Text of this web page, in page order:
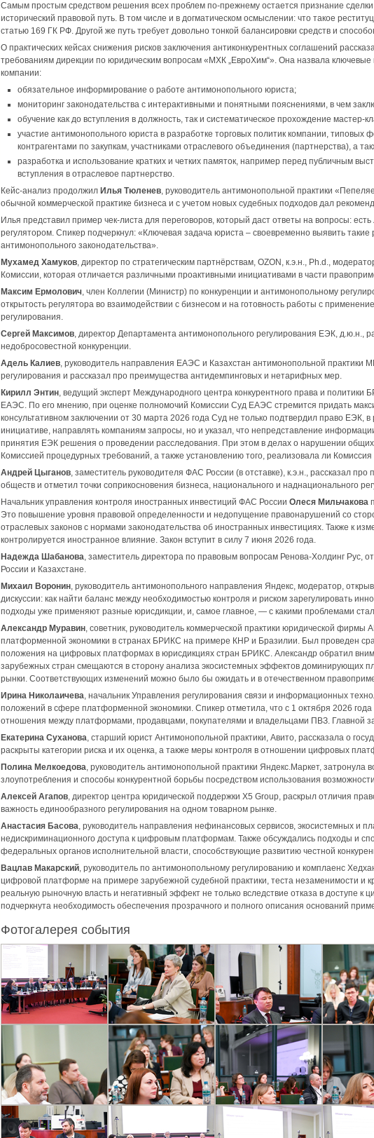
Самым простым средством решения всех проблем по-прежнему остается признание
исторический правовой путь. В том числе и в догматическом осмыслении: что такое
статью 169 ГК РФ. Другой же путь требует довольно тонкой балансировки средств и
О практических кейсах снижения рисков заключения антиконкурентных соглашений
требованиям дирекции по юридическим вопросам «МХК „ЕвроХим“». Она назвала
компании:
обязательное информирование о работе антимонопольного юриста;
мониторинг законодательства с интерактивными и понятными пояснениями, в чем
обучение как до вступления в должность, так и систематическое прохождение мастер-
участие антимонопольного юриста в разработке торговых политик компании,
контрагентами по закупкам, участниками отраслевого объединения (партнерства), а
разработка и использование кратких и четких памяток, например перед публичным
вступления в отраслевое партнерство.
Кейс-анализ продолжил Илья Тюленев, руководитель антимонопольной практики
обычной коммерческой практике бизнеса и с учетом новых судебных подходов дал
Илья представил пример чек-листа для переговоров, который даст ответы на вопросы:
регулятором. Спикер подчеркнул: «Ключевая задача юриста – своевременно выявить
антимонопольного законодательства».
Мухамед Хамуков, директор по стратегическим партнёрствам, ОZON, к.э.н., Ph.d.,
Комиссии, которая отличается различными проактивными инициативами в части
Максим Ермолович, член Коллегии (Министр) по конкуренции и антимонопольному
открытость регулятора во взаимодействии с бизнесом и на готовность работы с
регулирования.
Сергей Максимов, директор Департамента антимонопольного регулирования ЕЭК, д.ю.н.,
недобросовестной конкуренции.
Адель Калиев, руководитель направления ЕАЭС и Казахстан антимонопольной практики
регулирования и рассказал про преимущества антидемпинговых и нетарифных мер.
Кирилл Энтин, ведущий эксперт Международного центра конкурентного права и
ЕАЭС. По его мнению, при оценке полномочий Комиссии Суд ЕАЭС стремится придать
консультативном заключении от 30 марта 2026 года Суд не только подтвердил право ЕЭК,
инициативе, направлять компаниям запросы, но и указал, что непредставление
принятия ЕЭК решения о проведении расследования. При этом в делах о нарушении
Комиссией процедурных требований, а также установлению того, реализовала ли
Андрей Цыганов, заместитель руководителя ФАС России (в отставке), к.э.н., рассказал
обществ и отметил точки соприкосновения бизнеса, национального и наднационального
Начальник управления контроля иностранных инвестиций ФАС России Олеся Мильчакова
Это повышение уровня правовой определенности и недопущение правонарушений со
отраслевых законов с нормами законодательства об иностранных инвестициях. Также к
контролируется иностранное влияние. Закон вступит в силу 7 июня 2026 года.
Надежда Шабанова, заместитель директора по правовым вопросам Ренова-Холдинг Рус,
России и Казахстане.
Михаил Воронин, руководитель антимонопольного направления Яндекс, модератор,
дискуссии: как найти баланс между необходимостью контроля и риском зарегулировать
подходы уже применяют разные юрисдикции, и, самое главное, — с какими проблемами
Александр Муравин, советник, руководитель коммерческой практики юридической
платформенной экономики в странах БРИКС на примере КНР и Бразилии. Был проведен
положения на цифровых платформах в юрисдикциях стран БРИКС. Александр обратил
зарубежных стран смещаются в сторону анализа экосистемных эффектов доминирующих
рынки. Соответствующих изменений можно было бы ожидать и в отечественном
Ирина Николаичева, начальник Управления регулирования связи и информационных
положений в сфере платформенной экономики. Спикер отметила, что с 1 октября 2026
отношения между платформами, продавцами, покупателями и владельцами ПВЗ. Главной
Екатерина Суханова, старший юрист Антимонопольной практики, Авито, рассказала о
раскрыты категории риска и их оценка, а также меры контроля в отношении цифровых
Полина Мелкоедова, руководитель антимонопольной практики Яндекс.Маркет,
злоупотребления и способы конкурентной борьбы посредством использования
Алексей Агапов, директор центра юридической поддержки X5 Group, раскрыл отличия
важность единообразного регулирования на одном товарном рынке.
Анастасия Басова, руководитель направления нефинансовых сервисов, экосистемных и
недискриминационного доступа к цифровым платформам. Также обсуждались подходы и
федеральных органов исполнительной власти, способствующие развитию честной
Вацлав Макарский, руководитель по антимонопольному регулированию и комплаенс
цифровой платформе на примере зарубежной судебной практики, теста незаменимости и
реальную рыночную власть и негативный эффект не только вследствие отказа в доступе
подчеркнута необходимость обеспечения прозрачного и полного описания оснований
Фотогалерея события